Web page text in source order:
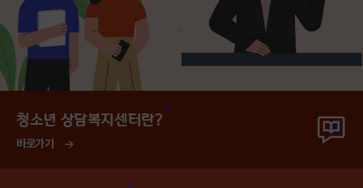
청소년 상담복지센터란?
바로가기